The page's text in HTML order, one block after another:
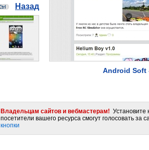
Назад
Android
Владельцам сайтов и вебмастерам! Установите
посетители вашего ресурса смогут голосовать за
кнопки